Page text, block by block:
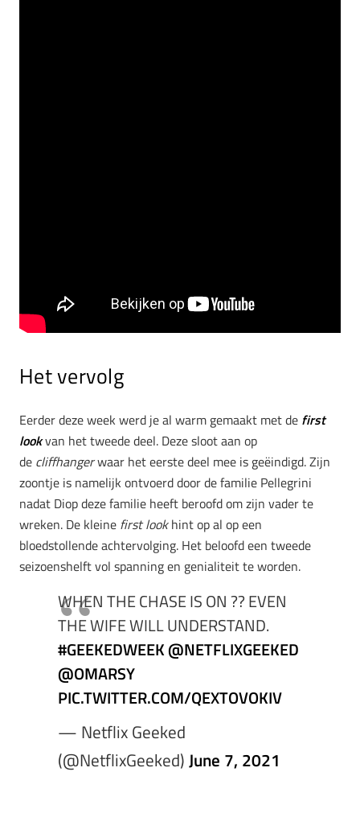
Het vervolg
Eerder deze week werd je al warm gemaakt met de first
lookvan het tweede deel. Deze sloot aan op
de cliffhangerwaar het eerste deel mee is geëindigd. Zijn
zoontje is namelijk ontvoerd door de familie Pellegrini
nadat Diop deze familie heeft beroofd om zijn vader te
wreken. De kleine first lookhint op al op een
bloedstollende achtervolging. Het beloofd een tweede
seizoenshelft vol spanning en genialiteit te worden.
WHEN THE CHASE IS ON ?? EVEN
THE WIFE WILL UNDERSTAND.
#GEEKEDWEEK@NETFLIXGEEKED
@OMARSY
PIC.TWITTER.COM/QEXTOVOKIV
— Netflix Geeked
(@NetflixGeeked)June 7, 2021